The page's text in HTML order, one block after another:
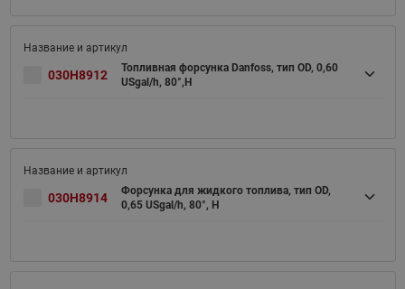
030H8912
Топливная форсунка Danfoss, тип OD, 0,60
USgal/h, 80°,Н
030H8914
Форсунка для жидкого топлива, тип OD,
0,65 USgal/h, 80°, H